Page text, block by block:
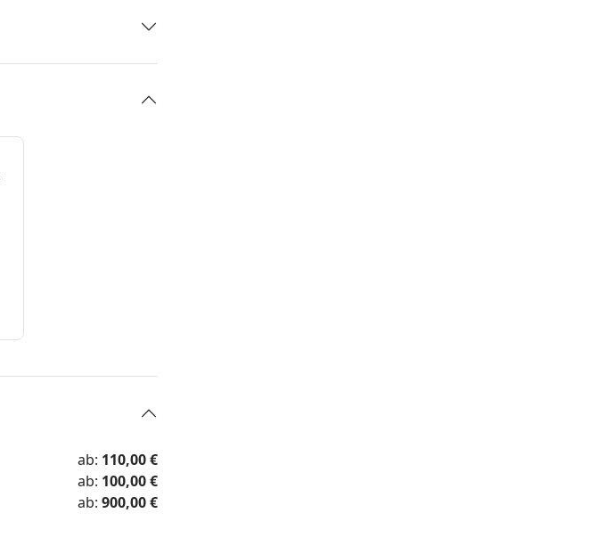
ab: 110,00 €
ab: 100,00 €
ab: 900,00 €